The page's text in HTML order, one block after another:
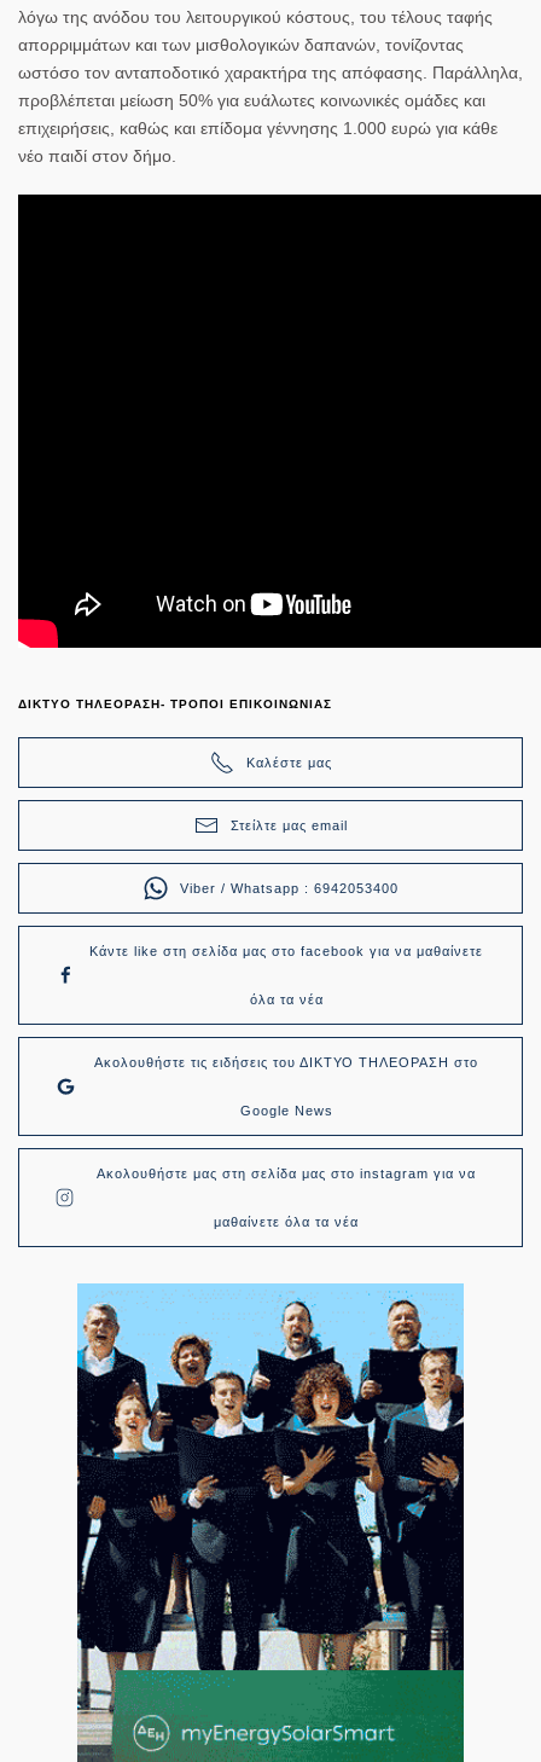
λόγω της ανόδου του λειτουργικού κόστους, του τέλους ταφής
απορριμμάτων και των μισθολογικών δαπανών, τονίζοντας
ωστόσο τον ανταποδοτικό χαρακτήρα της απόφασης. Παράλληλα,
προβλέπεται μείωση 50% για ευάλωτες κοινωνικές ομάδες και
επιχειρήσεις, καθώς και επίδομα γέννησης 1.000 ευρώ για κάθε
νέο παιδί στον δήμο.
ΔΙΚΤΥΟ ΤΗΛΕΟΡΑΣΗ- ΤΡΟΠΟΙ ΕΠΙΚΟΙΝΩΝΙΑΣ
Καλέστε μας
Στείλτε μας email
Viber / Whatsapp : 6942053400
Κάντε like στη σελίδα μας στο facebook για να μαθαίνετε
όλα τα νέα
Ακολουθήστε τις ειδήσεις του ΔΙΚΤΥΟ ΤΗΛΕΟΡΑΣΗ στο
Google News
Ακολουθήστε μας στη σελίδα μας στο instagram για να
μαθαίνετε όλα τα νέα